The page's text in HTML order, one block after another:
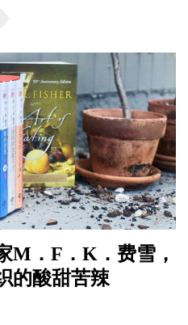
M．F．K．费雪，
的酸甜苦辣